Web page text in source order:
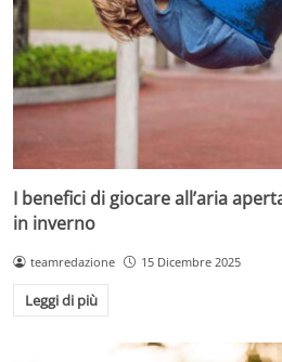
I benefici di giocare all’aria
in inverno
teamredazione 15 Dicembre 2025
Leggi di più